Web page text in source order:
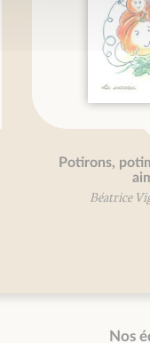
Potirons,
Béatrice
Nos